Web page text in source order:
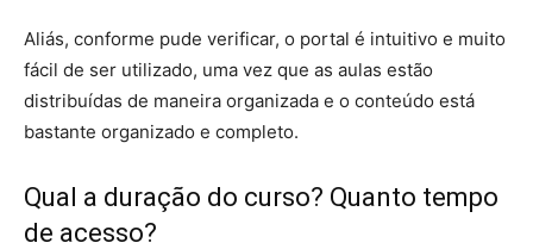
Aliás, conforme pude verificar, o portal é intuitivo e muito
fácil de ser utilizado, uma vez que as aulas estão
distribuídas de maneira organizada e o conteúdo está
bastante organizado e completo.
Qual a duração do curso? Quanto tempo
de acesso?